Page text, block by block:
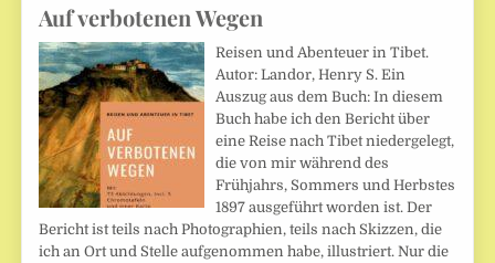
Auf verbotenen Wegen
Reisen und Abenteuer in Tibet.
Autor: Landor, Henry S. Ein
Auszug aus dem Buch: In diesem
Buch habe ich den Bericht über
eine Reise nach Tibet niedergelegt,
die von mir während des
Frühjahrs, Sommers und Herbstes
1897 ausgeführt worden ist. Der
Bericht ist teils nach Photographien, teils nach Skizzen, die
ich an Ort und Stelle aufgenommen habe, illustriert. Nur die